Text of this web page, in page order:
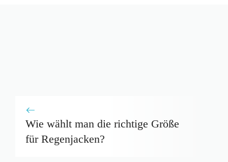
Wie wählt man die richtige Größe
für Regenjacken?